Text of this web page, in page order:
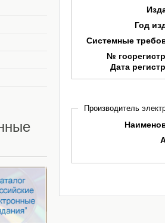
Год
Системные
№
Дата
Производитель